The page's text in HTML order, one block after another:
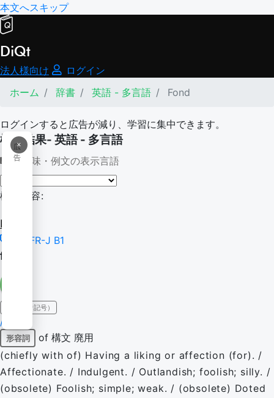
本文へスキップ
DiQt
法人様向け
ログイン
ホーム
辞書 英語 - 多言語 Fond
ログインすると広告が減り、学習に集中できます。
×
広
告
検索結果- 英語 - 多言語
意味・例文の表示言語
検索内容:
Fond
CEFR-J B1
fond
IPA（発音記号）
/fɒnd/
形容詞 of 構文 廃用
(chiefly with of) Having a liking or affection (for). /
Affectionate. / Indulgent. / Outlandish; foolish; silly. /
(obsolete) Foolish; simple; weak. / (obsolete) Doted